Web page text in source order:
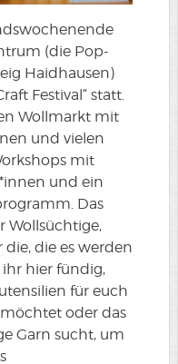
(die Pop-
Haidhausen)
Festival“ statt.
Wollmarkt mit
und vielen
mit
und ein
Das
Wollsüchtige,
die es werden
hier fündig,
für euch
oder das
Garn sucht, um